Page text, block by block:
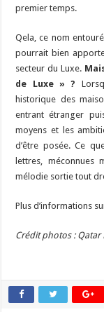
premier temps.
Qela, ce nom
pourrait bien
secteur du Luxe.
de Luxe » ?
historique des
entrant étranger
moyens et les
d’être posée. Ce
lettres, méconnues
mélodie sortie tout
Plus d’informations
Crédit photos : Qatar